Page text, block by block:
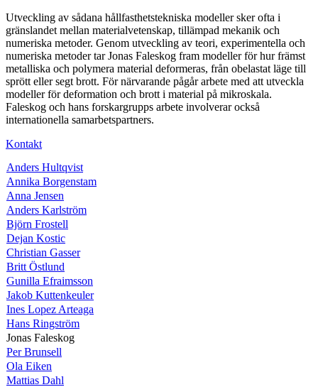
Utveckling av sådana hållfasthetstekniska modeller sker ofta i
gränslandet mellan materialvetenskap, tillämpad mekanik och
numeriska metoder. Genom utveckling av teori, experimentella och
numeriska metoder tar Jonas Faleskog fram modeller för hur främst
metalliska och polymera material deformeras, från obelastat läge till
sprött eller segt brott. För närvarande pågår arbete med att utveckla
modeller för deformation och brott i material på mikroskala.
Faleskog och hans forskargrupps arbete involverar också
internationella samarbetspartners.
Kontakt
Anders Hultqvist
Annika Borgenstam
Anna Jensen
Anders Karlström
Björn Frostell
Dejan Kostic
Christian Gasser
Britt Östlund
Gunilla Efraimsson
Jakob Kuttenkeuler
Ines Lopez Arteaga
Hans Ringström
Jonas Faleskog
Per Brunsell
Ola Eiken
Mattias Dahl